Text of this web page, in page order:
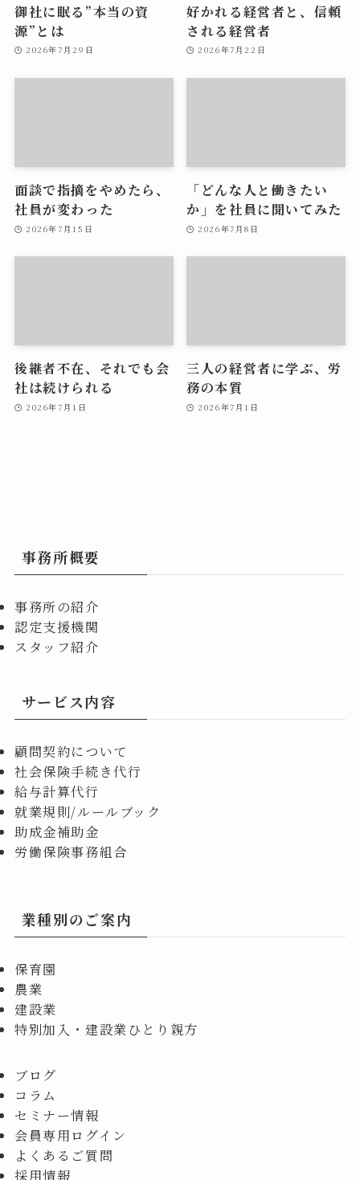
御社に眠る”本当の資
源”とは
2026年7月29日
好かれる経営者と、信頼
される経営者
2026年7月22日
面談で指摘をやめたら、
社員が変わった
2026年7月15日
「どんな人と働きたい
か」を社員に聞いてみた
2026年7月8日
後継者不在、それでも会
社は続けられる
2026年7月1日
三人の経営者に学ぶ、労
務の本質
2026年7月1日
事務所概要
事務所の紹介
認定支援機関
スタッフ紹介
サービス内容
顧問契約について
社会保険手続き代行
給与計算代行
就業規則/ルールブック
助成金補助金
労働保険事務組合
業種別のご案内
保育園
農業
建設業
特別加入・建設業ひとり親方
ブログ
コラム
セミナー情報
会員専用ログイン
よくあるご質問
採用情報